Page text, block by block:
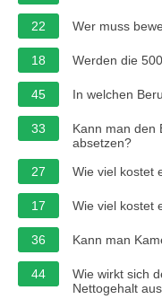
22 Wer muss
18 Werden die
45 In welchen
33
Kann man den
absetzen?
27
Wie viel kostet
17 Wie viel kostet
36 Kann man
44
Wie wirkt sich
Nettogehalt